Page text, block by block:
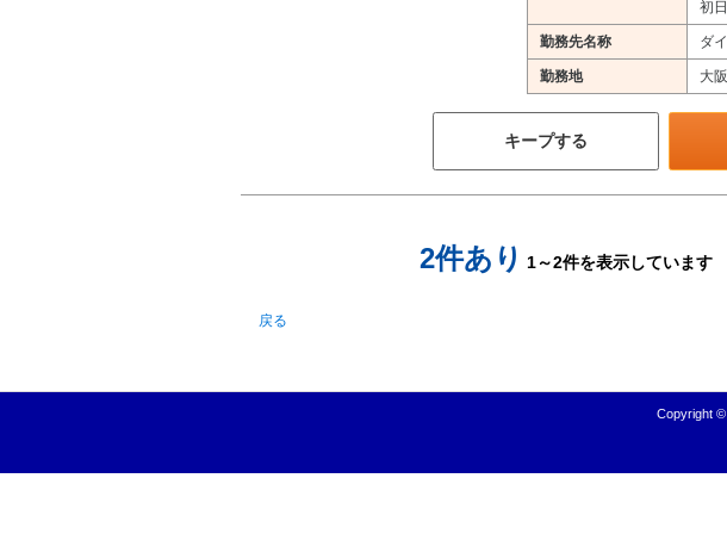
初
勤務先名称 ダ
勤務地 大
キープする
2件あり 1～2件を表示しています
戻る
Copyright ©